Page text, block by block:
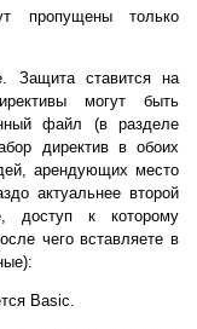
пропущены только
Защита ставится на
могут быть
файл (в разделе
директив в обоих
арендующих место
актуальнее второй
доступ к которому
чего вставляете в
Basic.